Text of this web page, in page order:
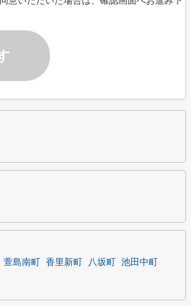
萱島南町 香里新町 八坂町
池田中町